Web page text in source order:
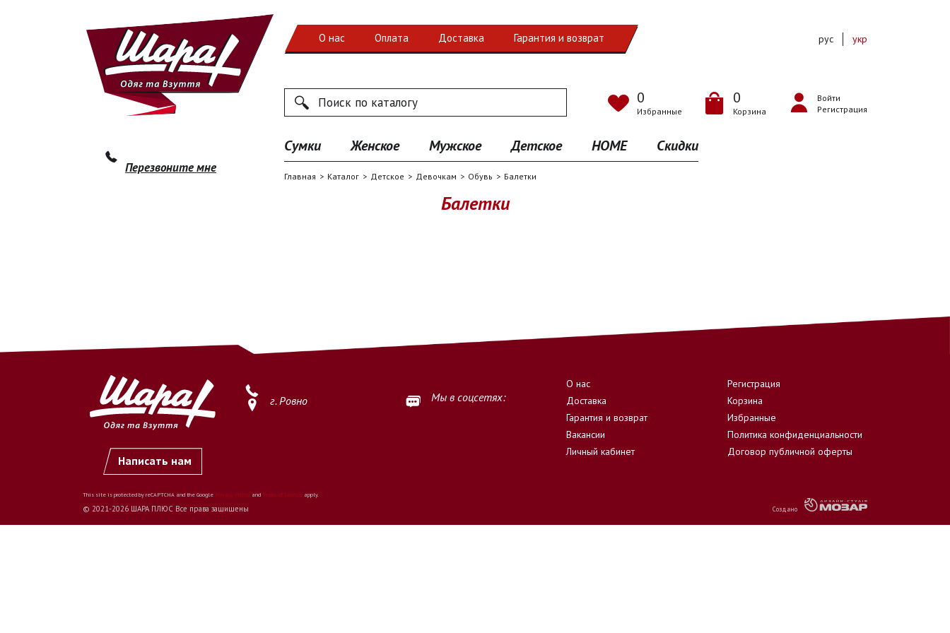
Перезвоните мне
О нас Оплата Доставка Гарантия и возврат
Поиск по каталогу
Поиск
0
Избранные
0
Корзина
Войти
Регистрация
рус укр
Сумки Женское Мужское Детское HOME Скидки
Главная Каталог Детское Девочкам Обувь Балетки
Балетки
Написать нам
г. Ровно Мы в соцсетях:
О нас
Доставка
Гарантия и возврат
Вакансии
Личный кабинет
Регистрация
Корзина
Избранные
Политика конфиденциальности
Договор публичной оферты
This site is protected by reCAPTCHA and the Google Privacy Policy and Terms of Service apply.
© 2021-2026 ШАРА ПЛЮС Все права защищены Создано